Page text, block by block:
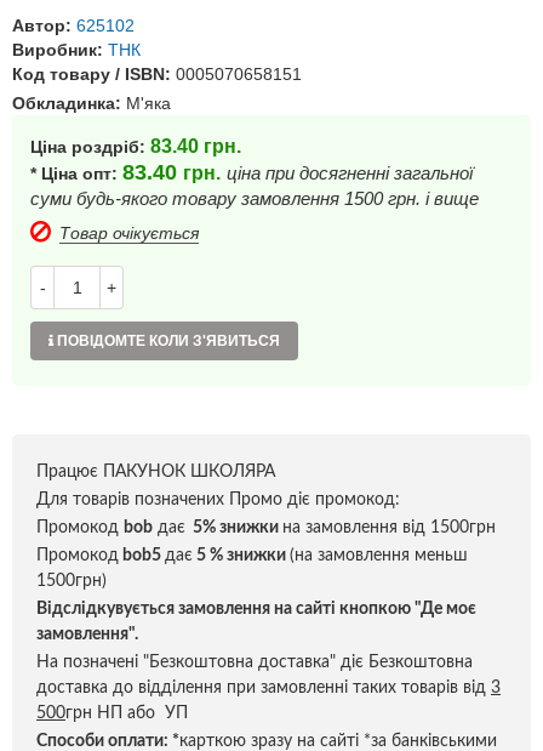
Автор: 625102
Виробник: ТНК
Код товару / ISBN: 0005070658151
Обкладинка: М'яка
Ціна роздріб: 83.40 грн.
* Ціна опт: 83.40 грн. ціна при досягненні загальної
суми будь-якого товару замовлення 1500 грн. і вище
Товар очікується
- +
ПОВІДОМТЕ КОЛИ З'ЯВИТЬСЯ
Працює ПАКУНОК ШКОЛЯРА
Для товарів позначених Промо діє промокод:
Промокод bob дає 5% знижки на замовлення від 1500грн
Промокод bob5 дає 5 % знижки (на замовлення меньш
1500грн)
Відслідкувується замовлення на сайті кнопкою "Де моє
замовлення".
На позначені "Безкоштовна доставка" діє Безкоштовна
доставка до відділення при замовленні таких товарів від 3
500грн НП або УП
Способи оплати: *карткою зразу на сайті *за банківськими